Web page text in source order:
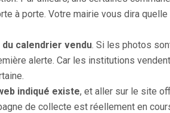
à porte. Votre mairie vous dira
du calendrier vendu. Si les photos
alerte. Car les institutions
indiqué existe, et aller sur le site
de collecte est réellement en